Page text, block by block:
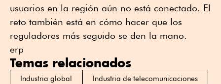
usuarios en la región aún no está conectado. El
reto también está en cómo hacer que los
reguladores más seguido se den la mano.
erp
Temas relacionados
Industria global
Industria de telecomunicaciones